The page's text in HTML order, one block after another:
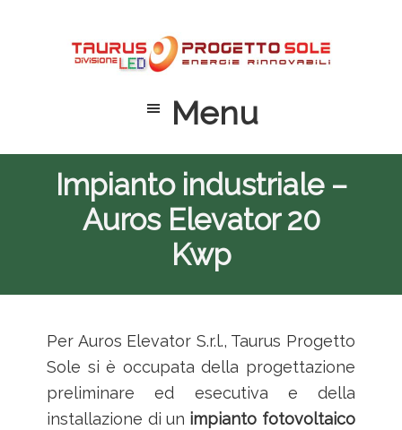
contenuto
Menu
Impianto industriale –
Auros Elevator 20
Kwp
Per Auros Elevator S.r.l., Taurus Progetto
Sole si è occupata della progettazione
preliminare ed esecutiva e della
installazione di un impianto fotovoltaico